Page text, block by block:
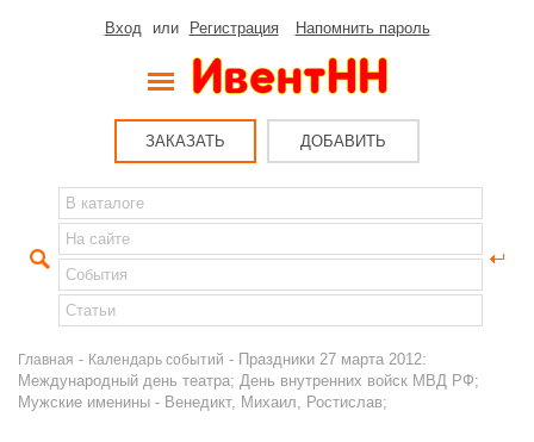
Вход или Регистрация Напомнить пароль
ЗАКАЗАТЬ ДОБАВИТЬ
Главная - Календарь событий - Праздники 27 марта 2012:
Международный день театра; День внутренних войск МВД РФ;
Мужские именины - Венедикт, Михаил, Ростислав;